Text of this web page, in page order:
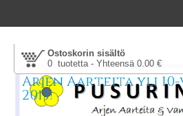
Ostoskorin sisältö
0 tuotetta - Yhteensä 0.00 €
Arjen Aarteita yli
2013!